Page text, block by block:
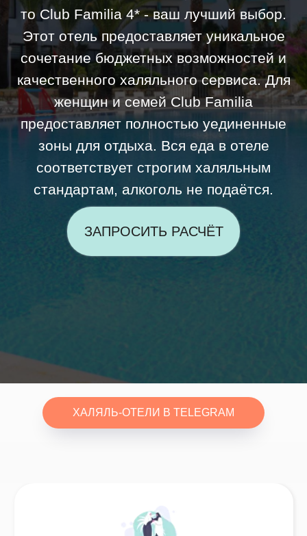
женщин и семей Club Familia
предоставляет полностью уединенные
зоны для отдыха. Вся еда в отеле
соответствует строгим халяльным
стандартам, алкоголь не подаётся.
ЗАПРОСИТЬ РАСЧЁТ
ХАЛЯЛЬ-ОТЕЛИ В TELEGRAM
3 раздельных бассейна
В отеле один пляж: семейный с
Зона загорания на пляже для
женщин